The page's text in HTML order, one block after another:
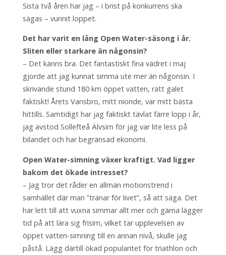
Sista två åren har jag – i brist på konkurrens ska
sägas – vunnit loppet.
Det har varit en lång Open Water-säsong i år.
Sliten eller starkare än någonsin?
– Det känns bra. Det fantastiskt fina vädret i maj
gjorde att jag kunnat simma ute mer än någonsin. I
skrivande stund 180 km öppet vatten, rätt galet
faktiskt! Årets Vansbro, mitt nionde, var mitt bästa
hittills. Samtidigt har jag faktiskt tävlat färre lopp i år,
jag avstod Sollefteå Älvsim för jag var lite less på
bilandet och har begränsad ekonomi.
Open Water-simning växer kraftigt. Vad ligger
bakom det ökade intresset?
– Jag tror det råder en allmän motionstrend i
samhället där man ”tränar för livet”, så att säga. Det
har lett till att vuxna simmar allt mer och gärna lägger
tid på att lära sig frisim, vilket tar upplevelsen av
öppet vatten-simning till en annan nivå, skulle jag
påstå. Lägg därtill ökad popularitet för triathlon och